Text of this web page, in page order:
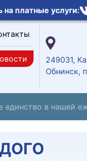
на платные услуги:
249031,
Обнинск,
единство в нашей